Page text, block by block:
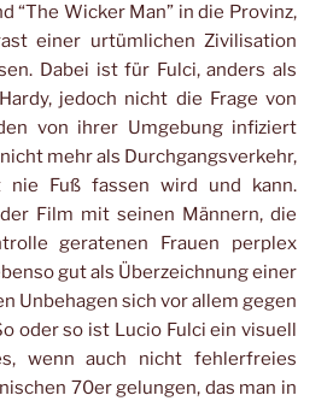
“The Wicker Man” in die Provinz,
einer urtümlichen Zivilisation
Dabei ist für Fulci, anders als
jedoch nicht die Frage von
von ihrer Umgebung infiziert
mehr als Durchgangsverkehr,
Fuß fassen wird und kann.
Film mit seinen Männern, die
geratenen Frauen perplex
gut als Überzeichnung einer
Unbehagen sich vor allem gegen
oder so ist Lucio Fulci ein visuell
wenn auch nicht fehlerfreies
70er gelungen, das man in